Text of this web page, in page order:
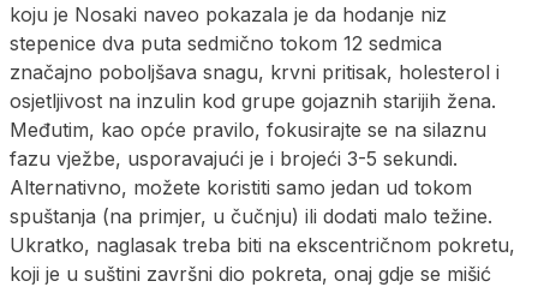
koju je Nosaki naveo pokazala je da hodanje niz
stepenice dva puta sedmično tokom 12 sedmica
značajno poboljšava snagu, krvni pritisak, holesterol i
osjetljivost na inzulin kod grupe gojaznih starijih žena.
Međutim, kao opće pravilo, fokusirajte se na silaznu
fazu vježbe, usporavajući je i brojeći 3-5 sekundi.
Alternativno, možete koristiti samo jedan ud tokom
spuštanja (na primjer, u čučnju) ili dodati malo težine.
Ukratko, naglasak treba biti na ekscentričnom pokretu,
koji je u suštini završni dio pokreta, onaj gdje se mišić